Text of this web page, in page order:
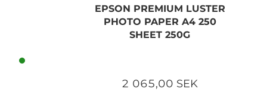
EPSON PREMIUM LUSTER
PHOTO PAPER A4 250
SHEET 250G
2 065,00 SEK